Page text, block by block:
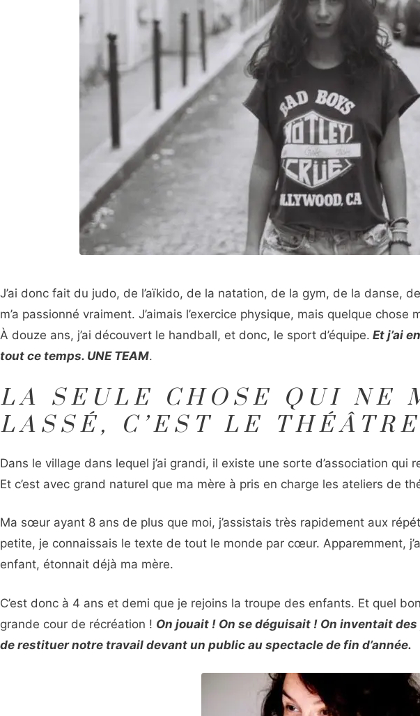
J’ai donc fait du judo, de l’aïkido, de la natation, de la gym, de la danse,
m’a passionné vraiment. J’aimais l’exercice physique, mais quelque chose
À douze ans, j’ai découvert le handball, et donc, le sport d’équipe. Et j’ai
tout ce temps. UNE TEAM.
LA SEULE CHOSE QUI NE
LASSÉ, C’EST LE
Dans le village dans lequel j’ai grandi, il existe une sorte d’association qui
Et c’est avec grand naturel que ma mère à pris en charge les ateliers de
Ma sœur ayant 8 ans de plus que moi, j’assistais très rapidement aux
petite, je connaissais le texte de tout le monde par cœur. Apparemment,
enfant, étonnait déjà ma mère.
C’est donc à 4 ans et demi que je rejoins la troupe des enfants. Et quel
grande cour de récréation ! On jouait ! On se déguisait ! On inventait
de restituer notre travail devant un public au spectacle de fin d’année.